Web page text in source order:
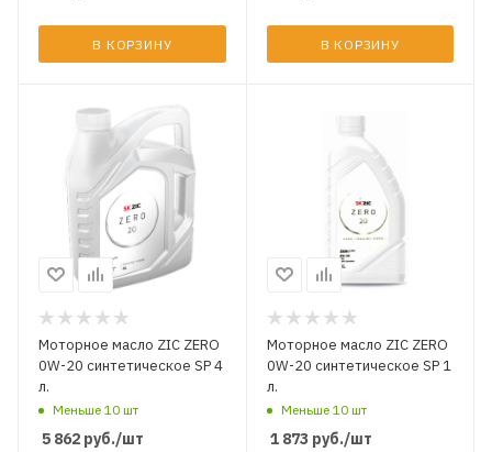
В КОРЗИНУ В КОРЗИНУ
Моторное масло ZIC ZERO
0W-20 синтетическое SP 4
л.
Меньше 10 шт
5 862 руб./шт
Моторное масло ZIC ZERO
0W-20 синтетическое SP 1
л.
Меньше 10 шт
1 873 руб./шт